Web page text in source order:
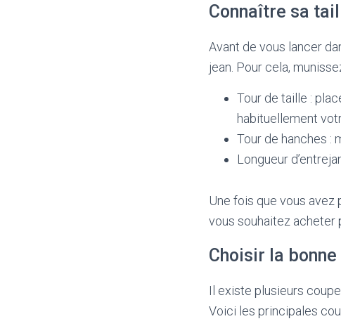
Connaître sa
Avant de vous lancer
jean. Pour cela,
Tour de taille :
habituellement
Tour de hanches :
Longueur
Une fois que vous
vous souhaitez acheter
Choisir la
Il existe plusieurs
Voici les principales